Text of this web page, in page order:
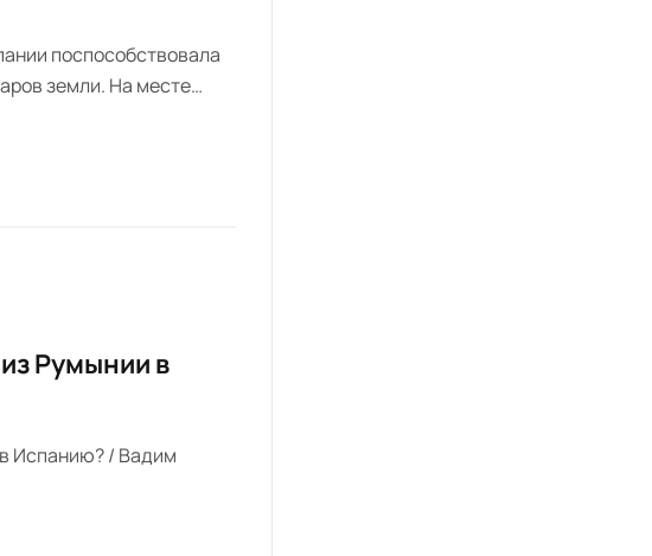
поспособствовала
земли. На месте
Румынии в
Испанию? / Вадим